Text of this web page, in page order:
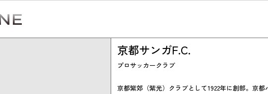
京都サンガF.C.
プロサッカークラブ
京都紫郊（紫光）クラブとして1922年に創部。京都